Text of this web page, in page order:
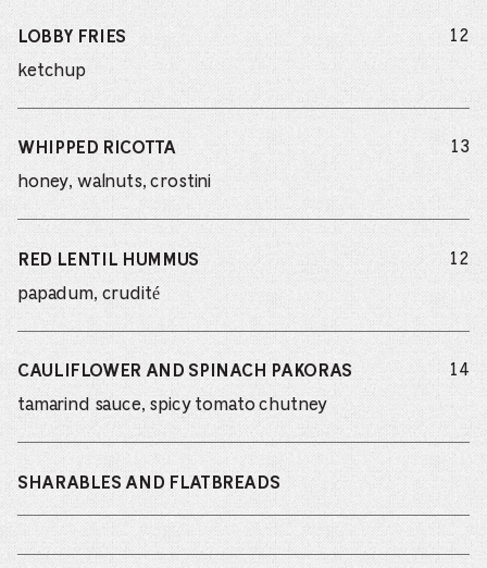
LOBBY FRIES
ketchup
12
WHIPPED RICOTTA
honey, walnuts, crostini
13
RED LENTIL HUMMUS
papadum, crudité
12
CAULIFLOWER AND SPINACH PAKORAS
tamarind sauce, spicy tomato chutney
14
SHARABLES AND FLATBREADS